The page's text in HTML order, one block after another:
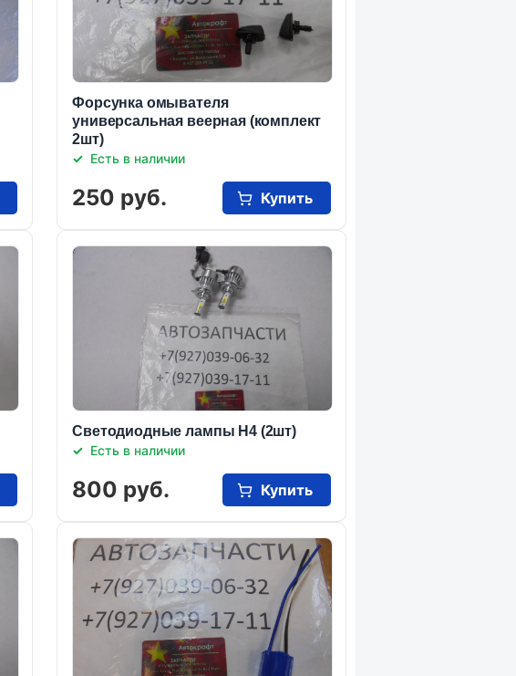
Форсунка омывателя
универсальная веерная (комплект
2шт)
Есть в наличии
250 руб. Купить
Светодиодные лампы Н4 (2шт)
Есть в наличии
800 руб. Купить